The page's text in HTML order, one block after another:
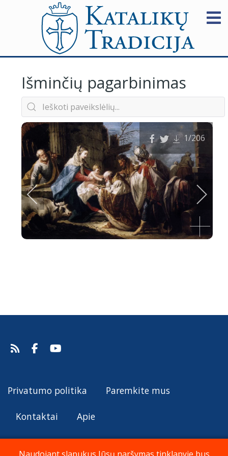
Išminčių pagarbinimas
1/206
Šaltinis:Web Gallery of Art
Privatumo politika Paremkite mus
Kontaktai Apie